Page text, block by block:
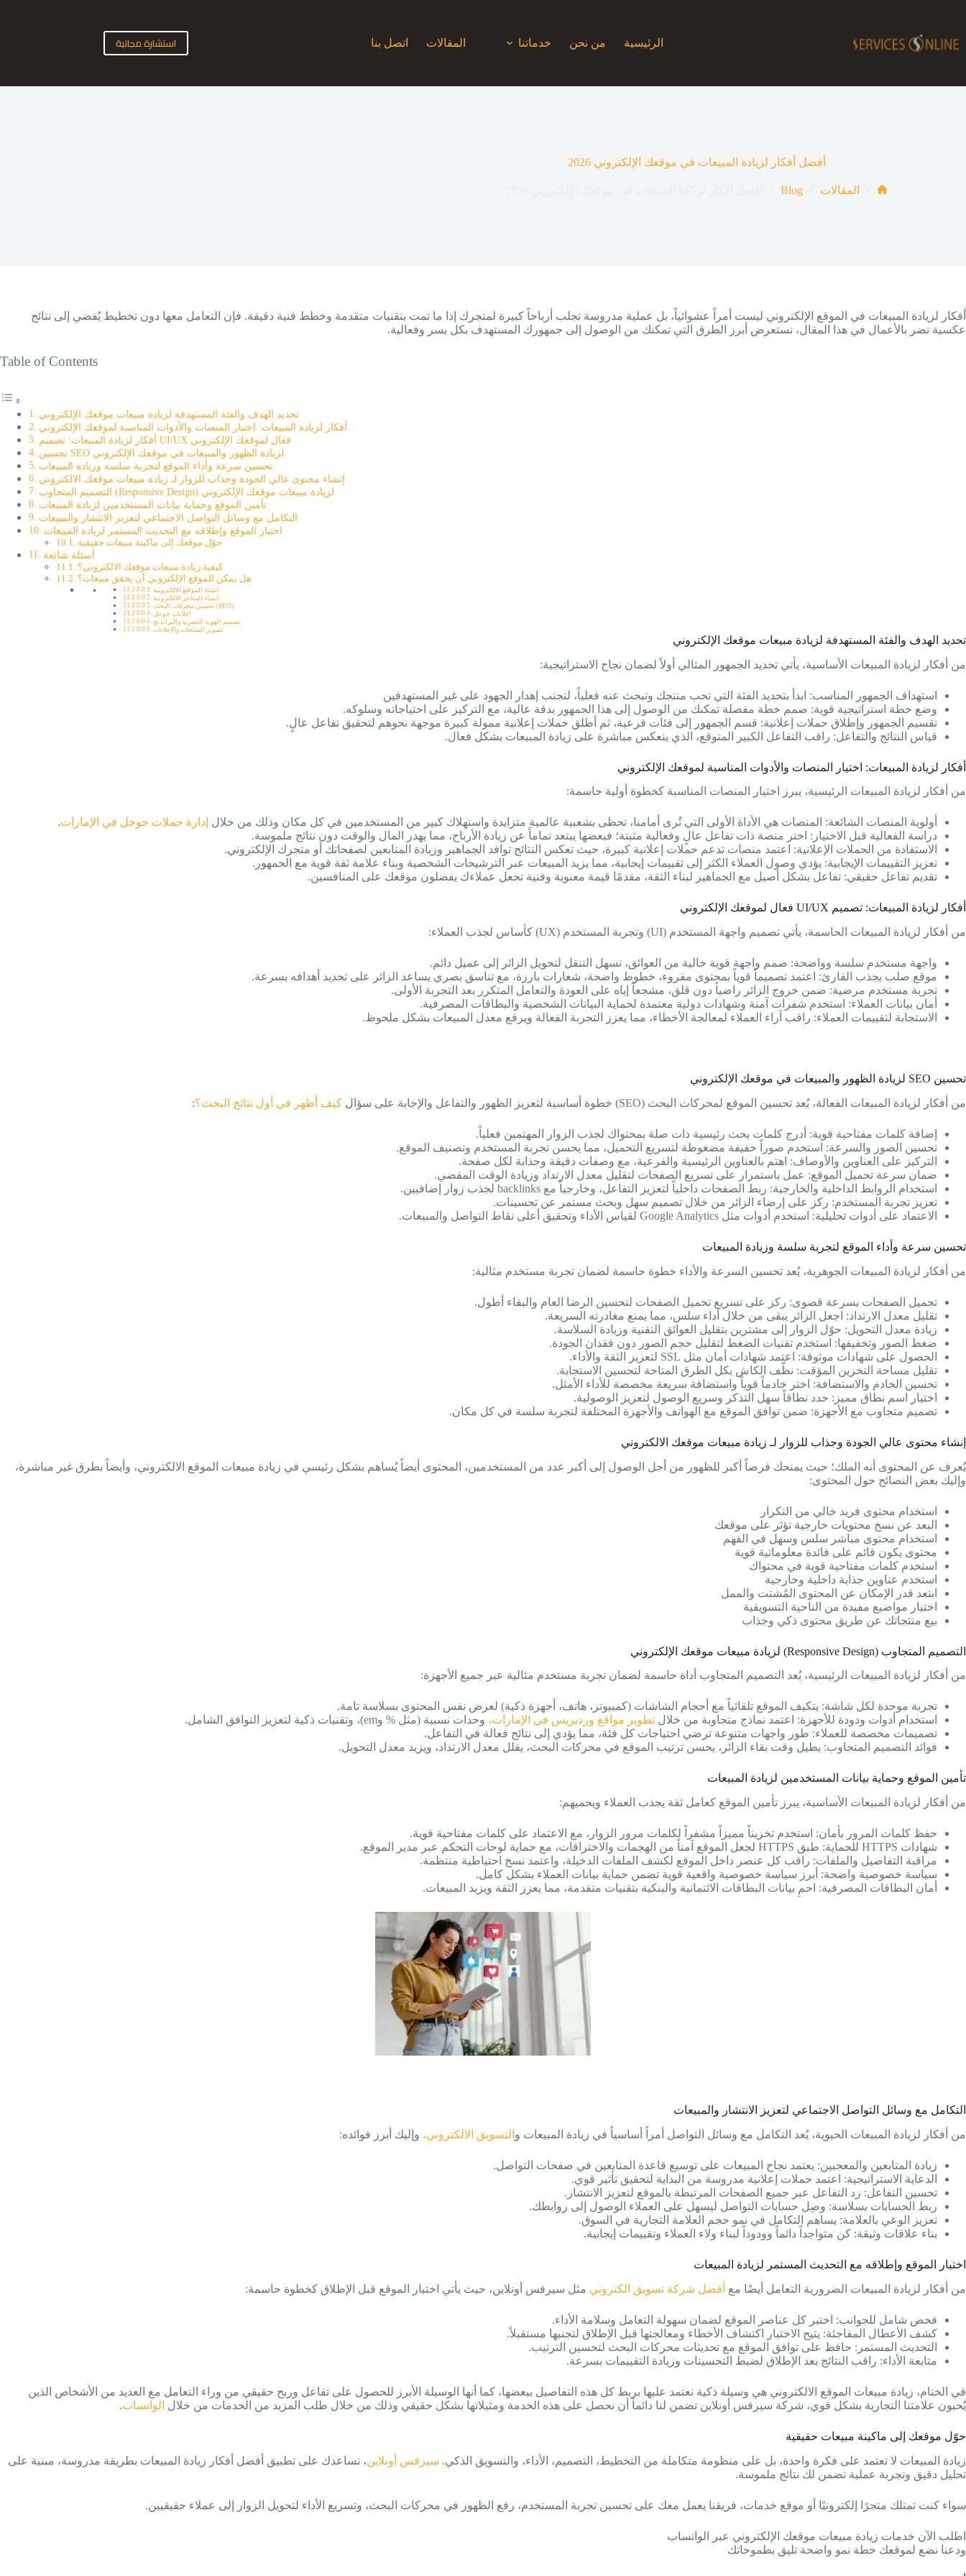
الرئيسية من نحن خدماتنا المقالات اتصل بنا استشارة مجانية
أفضل أفكار لزيادة المبيعات في موقعك الإلكتروني 2026
المقالات Blog
أفكار لزيادة المبيعات في الموقع الإلكتروني ليست أمراً عشوائياً، بل عملية مدروسة تجلب أرباحاً كبيرة لمتجرك إذا ما تمت بتقنيات متقدمة وخطط فنية دقيقة. فإن التعامل معها دون تخطيط يُفضي إلى نتائج
عكسية تضر بالأعمال في هذا المقال، نستعرض أبرز الطرق التي تمكنك من الوصول إلى جمهورك المستهدف بكل يسر وفعالية.
Table of Contents
تحديد الهدف والفئة المستهدفة لزيادة مبيعات موقعك الإلكتروني
أفكار لزيادة المبيعات: اختيار المنصات والأدوات المناسبة لموقعك الإلكتروني
أفكار لزيادة المبيعات: تصميم UI/UX فعال لموقعك الإلكتروني
تحسين SEO لزيادة الظهور والمبيعات في موقعك الإلكتروني
تحسين سرعة وأداء الموقع لتجربة سلسة وزيادة المبيعات
إنشاء محتوى عالي الجودة وجذاب للزوار لـ زيادة مبيعات موقعك الالكتروني
التصميم المتجاوب (Responsive Design) لزيادة مبيعات موقعك الإلكتروني
تأمين الموقع وحماية بيانات المستخدمين لزيادة المبيعات
التكامل مع وسائل التواصل الاجتماعي لتعزيز الانتشار والمبيعات
اختبار الموقع وإطلاقه مع التحديث المستمر لزيادة المبيعات
حوّل موقعك إلى ماكينة مبيعات حقيقية
أسئلة شائعة
كيفية زيادة مبيعات موقعك الالكتروني؟
هل يمكن للموقع الإلكتروني أن يحقق مبيعات؟
انشاء المواقع الالكترونية
انشاء المتاجر الالكترونية
تحسين محركات البحث (SEO)
اعلانات جوجل
تصميم الهوية البصرية والبراندنج
تصوير المنتجات والإعلانات
تحديد الهدف والفئة المستهدفة لزيادة مبيعات موقعك الإلكتروني
من أفكار لزيادة المبيعات الأساسية، يأتي تحديد الجمهور المثالي أولاً لضمان نجاح الاستراتيجية:
استهداف الجمهور المناسب: ابدأ بتحديد الفئة التي تحب منتجك وتبحث عنه فعلياً، لتجنب إهدار الجهود على غير المستهدفين
وضع خطة استراتيجية قوية: صمم خطة مفصلة تمكنك من الوصول إلى هذا الجمهور بدقة عالية، مع التركيز على احتياجاته وسلوكه.
تقسيم الجمهور وإطلاق حملات إعلانية: قسم الجمهور إلى فئات فرعية، ثم أطلق حملات إعلانية ممولة كبيرة موجهة نحوهم لتحقيق تفاعل عالٍ.
قياس النتائج والتفاعل: راقب التفاعل الكبير المتوقع، الذي ينعكس مباشرة على زيادة المبيعات بشكل فعال.
أفكار لزيادة المبيعات: اختيار المنصات والأدوات المناسبة لموقعك الإلكتروني
من أفكار لزيادة المبيعات الرئيسية، يبرز اختيار المنصات المناسبة كخطوة أولية حاسمة:
أولوية المنصات الشائعة: المنصات هي الأداة الأولى التي تُرى أمامنا، تحظى بشعبية عالمية متزايدة واستهلاك كبير من المستخدمين في كل مكان وذلك من خلال إدارة حملات جوجل في الإمارات.
دراسة الفعالية قبل الاختيار: اختر منصة ذات تفاعل عالٍ وفعالية مثبتة؛ فبعضها يبتعد تماماً عن زيادة الأرباح، مما يهدر المال والوقت دون نتائج ملموسة.
الاستفادة من الحملات الإعلانية: اعتمد منصات تدعم حملات إعلانية كبيرة، حيث تعكس النتائج توافد الجماهير وزيادة المتابعين لصفحاتك أو متجرك الإلكتروني.
تعزيز التقييمات الإيجابية: يؤدي وصول العملاء الكثر إلى تقييمات إيجابية، مما يزيد المبيعات عبر الترشيحات الشخصية وبناء علامة ثقة قوية مع الجمهور.
تقديم تفاعل حقيقي: تفاعل بشكل أصيل مع الجماهير لبناء الثقة، مقدمًا قيمة معنوية وفنية تجعل عملاءك يفضلون موقعك على المنافسين.
أفكار لزيادة المبيعات: تصميم UI/UX فعال لموقعك الإلكتروني
من أفكار لزيادة المبيعات الحاسمة، يأتي تصميم واجهة المستخدم (UI) وتجربة المستخدم (UX) كأساس لجذب العملاء:
واجهة مستخدم سلسة وواضحة: صمم واجهة قوية خالية من العوائق، تسهل التنقل لتحويل الزائر إلى عميل دائم.
موقع صلب يجذب القارئ: اعتمد تصميماً قوياً بمحتوى مقروء، خطوط واضحة، شعارات بارزة، مع تناسق بصري يساعد الزائر على تحديد أهدافه بسرعة.
تجربة مستخدم مرضية: ضمن خروج الزائر راضياً دون قلق، مشجعاً إياه على العودة والتعامل المتكرر بعد التجربة الأولى.
أمان بيانات العملاء: استخدم شفرات آمنة وشهادات دولية معتمدة لحماية البيانات الشخصية والبطاقات المصرفية.
الاستجابة لتقييمات العملاء: راقب آراء العملاء لمعالجة الأخطاء، مما يعزز التجربة الفعالة ويرفع معدل المبيعات بشكل ملحوظ.
تحسين SEO لزيادة الظهور والمبيعات في موقعك الإلكتروني
من أفكار لزيادة المبيعات الفعالة، يُعد تحسين الموقع لمحركات البحث (SEO) خطوة أساسية لتعزيز الظهور والتفاعل والإجابة على سؤال
كيف أظهر في أول نتائج البحث؟:
إضافة كلمات مفتاحية قوية: أدرج كلمات بحث رئيسية ذات صلة بمحتواك لجذب الزوار المهتمين فعلياً.
تحسين الصور والسرعة: استخدم صوراً خفيفة مضغوطة لتسريع التحميل، مما يحسن تجربة المستخدم وتصنيف الموقع.
التركيز على العناوين والأوصاف: اهتم بالعناوين الرئيسية والفرعية، مع وصفات دقيقة وجذابة لكل صفحة.
ضمان سرعة تحميل الموقع: عمل باستمرار على تسريع الصفحات لتقليل معدل الارتداد وزيادة الوقت المقضي.
استخدام الروابط الداخلية والخارجية: ربط الصفحات داخلياً لتعزيز التفاعل، وخارجياً مع backlinks لجذب زوار إضافيين.
تعزيز تجربة المستخدم: ركز على إرضاء الزائر من خلال تصميم سهل وبحث مستمر عن تحسينات.
الاعتماد على أدوات تحليلية: استخدم أدوات مثل Google Analytics لقياس الأداء وتحقيق أعلى نقاط التواصل والمبيعات.
تحسين سرعة وأداء الموقع لتجربة سلسة وزيادة المبيعات
من أفكار لزيادة المبيعات الجوهرية، يُعد تحسين السرعة والأداء خطوة حاسمة لضمان تجربة مستخدم مثالية:
تحميل الصفحات بسرعة قصوى: ركز على تسريع تحميل الصفحات لتحسين الرضا العام والبقاء أطول.
تقليل معدل الارتداد: اجعل الزائر يبقى من خلال أداء سلس، مما يمنع مغادرته السريعة.
زيادة معدل التحويل: حوّل الزوار إلى مشترين بتقليل العوائق التقنية وزيادة السلاسة.
ضغط الصور وتخفيفها: استخدم تقنيات الضغط لتقليل حجم الصور دون فقدان الجودة.
الحصول على شهادات موثوقة: اعتمد شهادات أمان مثل SSL لتعزيز الثقة والأداء.
تقليل مساحة التخزين المؤقت: نظّف الكاش بكل الطرق المتاحة لتحسين الاستجابة.
تحسين الخادم والاستضافة: اختر خادماً قوياً واستضافة سريعة مخصصة للأداء الأمثل.
اختيار اسم نطاق مميز: حدد نطاقاً سهل التذكر وسريع الوصول لتعزيز الوصولية.
تصميم متجاوب مع الأجهزة: ضمن توافق الموقع مع الهواتف والأجهزة المختلفة لتجربة سلسة في كل مكان.
إنشاء محتوى عالي الجودة وجذاب للزوار لـ زيادة مبيعات موقعك الالكتروني
يُعرف عن المحتوى أنه الملك؛ حيث يمنحك فرصاً أكبر للظهور من أجل الوصول إلى أكبر عدد من المستخدمين، المحتوى أيضاً يُساهم بشكل رئيسي في زيادة مبيعات الموقع الالكتروني، وأيضاً بطرق غير مباشرة،
وإليك بعض النصائح حول المحتوى:
استخدام محتوى فريد خالي من التكرار
البعد عن نسخ محتويات خارجية تؤثر على موقعك
استخدام محتوى مباشر سلس وسهل في الفهم
محتوى يكون قائم على فائدة معلوماتية قوية
استخدم كلمات مفتاحية قوية في محتواك
استخدم عناوين جذابة داخلية وخارجية
ابتعد قدر الإمكان عن المحتوى المُشتت والممل
اختيار مواضيع مفيدة من الناحية التسويقية
بيع منتجاتك عن طريق محتوى ذكي وجذاب
التصميم المتجاوب (Responsive Design) لزيادة مبيعات موقعك الإلكتروني
من أفكار لزيادة المبيعات الرئيسية، يُعد التصميم المتجاوب أداة حاسمة لضمان تجربة مستخدم مثالية عبر جميع الأجهزة:
تجربة موحدة لكل شاشة: يتكيف الموقع تلقائياً مع أحجام الشاشات (كمبيوتر، هاتف، أجهزة ذكية) لعرض نفس المحتوى بسلاسة تامة.
استخدام أدوات ودودة للأجهزة: اعتمد نماذج متجاوبة من خلال تطوير مواقع وردبريس في الإمارات، وحدات نسبية (مثل % وem)، وتقنيات ذكية لتعزيز التوافق الشامل.
تصميمات مخصصة للعملاء: طور واجهات متنوعة ترضي احتياجات كل فئة، مما يؤدي إلى نتائج فعالة في التفاعل.
فوائد التصميم المتجاوب: يطيل وقت بقاء الزائر، يحسن ترتيب الموقع في محركات البحث، يقلل معدل الارتداد، ويزيد معدل التحويل.
تأمين الموقع وحماية بيانات المستخدمين لزيادة المبيعات
من أفكار لزيادة المبيعات الأساسية، يبرز تأمين الموقع كعامل ثقة يجذب العملاء ويحميهم:
حفظ كلمات المرور بأمان: استخدم تخزيناً مميزاً مشفراً لكلمات مرور الزوار، مع الاعتماد على كلمات مفتاحية قوية.
شهادات HTTPS للحماية: طبق HTTPS لجعل الموقع آمناً من الهجمات والاختراقات، مع حماية لوحات التحكم عبر مدير الموقع.
مراقبة التفاصيل والملفات: راقب كل عنصر داخل الموقع لكشف الملفات الدخيلة، واعتمد نسخ احتياطية منتظمة.
سياسة خصوصية واضحة: أبرز سياسة خصوصية واقعية قوية تضمن حماية بيانات العملاء بشكل كامل.
أمان البطاقات المصرفية: احمِ بيانات البطاقات الائتمانية والبنكية بتقنيات متقدمة، مما يعزز الثقة ويزيد المبيعات.
التكامل مع وسائل التواصل الاجتماعي لتعزيز الانتشار والمبيعات
من أفكار لزيادة المبيعات الحيوية، يُعد التكامل مع وسائل التواصل أمراً أساسياً في زيادة المبيعات و التسويق الالكتروني، وإليك أبرز فوائده:
زيادة المتابعين والمعجبين: يعتمد نجاح المبيعات على توسيع قاعدة المتابعين في صفحات التواصل.
الدعاية الاستراتيجية: اعتمد حملات إعلانية مدروسة من البداية لتحقيق تأثير قوي.
تحسين التفاعل: زد التفاعل عبر جميع الصفحات المرتبطة بالموقع لتعزيز الانتشار.
ربط الحسابات بسلاسة: وصِل حسابات التواصل ليسهل على العملاء الوصول إلى روابطك.
تعزيز الوعي بالعلامة: يساهم التكامل في نمو حجم العلامة التجارية في السوق.
بناء علاقات وثيقة: كن متواجداً دائماً وودوداً لبناء ولاء العملاء وتقييمات إيجابية.
اختبار الموقع وإطلاقه مع التحديث المستمر لزيادة المبيعات
من أفكار لزيادة المبيعات الضرورية التعامل أيضًا مع أفضل شركة تسويق الكتروني مثل سيرفس أونلاين، حيث يأتي اختبار الموقع قبل الإطلاق كخطوة حاسمة:
فحص شامل للجوانب: اختبر كل عناصر الموقع لضمان سهولة التعامل وسلامة الأداء.
كشف الأعطال المفاجئة: يتيح الاختبار اكتشاف الأخطاء ومعالجتها قبل الإطلاق لتجنبها مستقبلاً.
التحديث المستمر: حافظ على توافق الموقع مع تحديثات محركات البحث لتحسين الترتيب.
متابعة الأداء: راقب النتائج بعد الإطلاق لضبط التحسينات وزيادة التقييمات بسرعة.
في الختام، زيادة مبيعات الموقع الالكتروني هي وسيلة ذكية نعتمد عليها بربط كل هذه التفاصيل ببعضها، كما أنها الوسيلة الأبرز للحصول على تفاعل وربح حقيقي من وراء التعامل مع العديد من الأشخاص الذين
يُحبون علامتنا التجارية بشكل قوي، شركة سيرفس أونلاين تضمن لنا دائماً أن نحصل على هذه الخدمة ومثيلاتها بشكل حقيقي وذلك من خلال طلب المزيد من الخدمات من خلال الواتساب.
حوّل موقعك إلى ماكينة مبيعات حقيقية
زيادة المبيعات لا تعتمد على فكرة واحدة، بل على منظومة متكاملة من التخطيط، التصميم، الأداء، والتسويق الذكي. سيرفس أونلاين، نساعدك على تطبيق أفضل أفكار زيادة المبيعات بطريقة مدروسة، مبنية على
تحليل دقيق وتجربة عملية تضمن لك نتائج ملموسة.
سواء كنت تمتلك متجرًا إلكترونيًا أو موقع خدمات، فريقنا يعمل معك على تحسين تجربة المستخدم، رفع الظهور في محركات البحث، وتسريع الأداء لتحويل الزوار إلى عملاء حقيقيين.
اطلب الآن خدمات زيادة مبيعات موقعك الإلكتروني عبر الواتساب
ودعنا نضع لموقعك خطة نمو واضحة تليق بطموحاتك